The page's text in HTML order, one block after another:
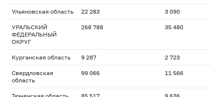
Ульяновская область 22 283 3 090
УРАЛЬСКИЙ
ФЕДЕРАЛЬНЫЙ
ОКРУГ
268 788 35 480
Курганская область 9 287 2 723
Свердловская
область
99 066 11 566